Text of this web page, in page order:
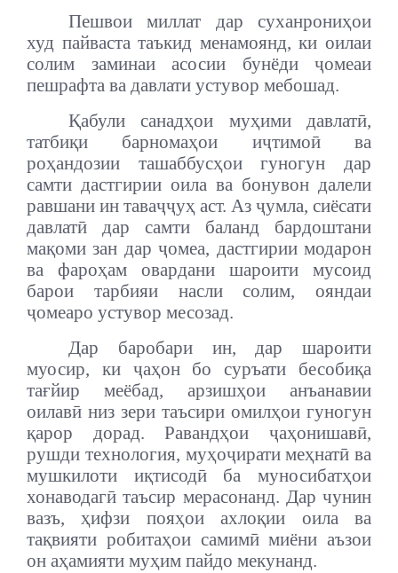
Пешвои миллат дар суханрониҳои
худ пайваста таъкид менамоянд, ки оилаи
солим заминаи асосии бунёди ҷомеаи
пешрафта ва давлати устувор мебошад.
Қабули санадҳои муҳими давлатӣ,
татбиқи барномаҳои иҷтимоӣ ва
роҳандозии ташаббусҳои гуногун дар
самти дастгирии оила ва бонувон далели
равшани ин таваҷҷуҳ аст. Аз ҷумла, сиёсати
давлатӣ дар самти баланд бардоштани
мақоми зан дар ҷомеа, дастгирии модарон
ва фароҳам овардани шароити мусоид
барои тарбияи насли солим, ояндаи
ҷомеаро устувор месозад.
Дар баробари ин, дар шароити
муосир, ки ҷаҳон бо суръати бесобиқа
тағйир меёбад, арзишҳои анъанавии
оилавӣ низ зери таъсири омилҳои гуногун
қарор дорад. Равандҳои ҷаҳонишавӣ,
рушди технология, муҳоҷирати меҳнатӣ ва
мушкилоти иқтисодӣ ба муносибатҳои
хонаводагӣ таъсир мерасонанд. Дар чунин
вазъ, ҳифзи пояҳои ахлоқии оила ва
тақвияти робитаҳои самимӣ миёни аъзои
он аҳамияти муҳим пайдо мекунанд.